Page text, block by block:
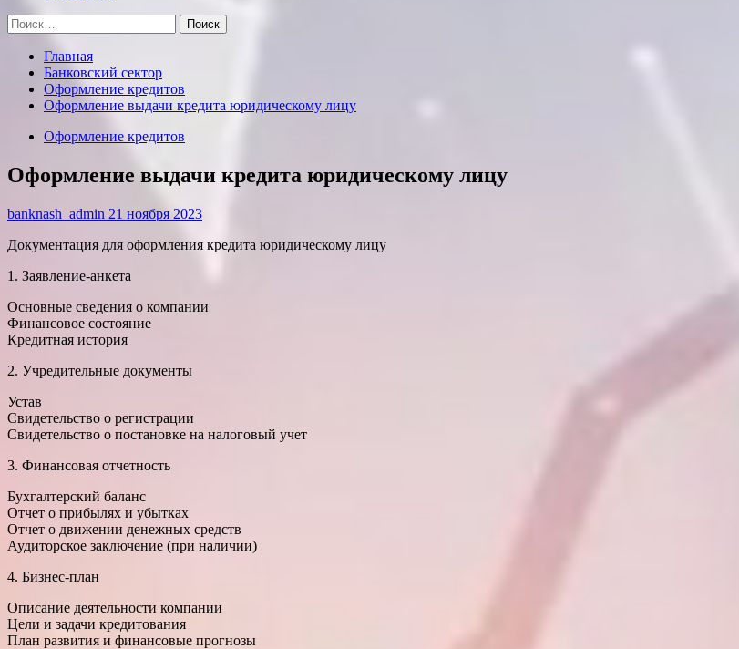
Найти:
Главная
Банковский сектор
Оформление кредитов
Оформление выдачи кредита юридическому лицу
Оформление кредитов
Оформление выдачи кредита юридическому лицу
banknash_admin 21 ноября 2023
Документация для оформления кредита юридическому лицу
1. Заявление-анкета
Основные сведения о компании
Финансовое состояние
Кредитная история
2. Учредительные документы
Устав
Свидетельство о регистрации
Свидетельство о постановке на налоговый учет
3. Финансовая отчетность
Бухгалтерский баланс
Отчет о прибылях и убытках
Отчет о движении денежных средств
Аудиторское заключение (при наличии)
4. Бизнес-план
Описание деятельности компании
Цели и задачи кредитования
План развития и финансовые прогнозы